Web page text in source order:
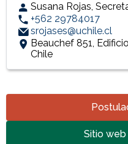
Accesos directos
Sitio
Susana Rojas,
+562 29784017
srojases@uchile.cl
Beauchef 851,
Chile